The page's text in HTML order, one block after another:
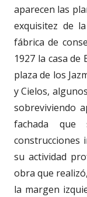
aparecen las
exquisitez de
fábrica de
1927 la casa
plaza de los
y Cielos,
sobreviviendo
fachada
construcciones
su actividad
obra que
la margen